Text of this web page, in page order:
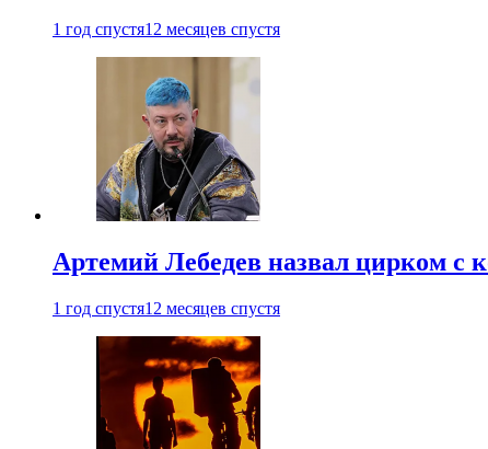
1 год спустя12 месяцев спустя
Артемий Лебедев назвал цирком
1 год спустя12 месяцев спустя